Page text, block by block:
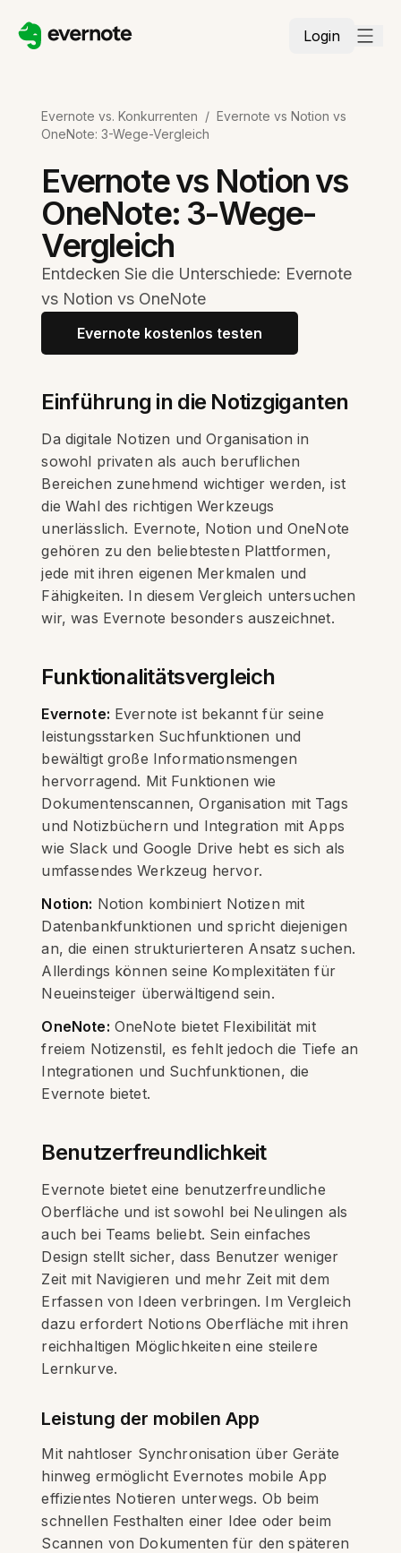
Login
Evernote vs. Konkurrenten / Evernote vs Notion vs
OneNote: 3-Wege-Vergleich
Evernote vs Notion vs
OneNote: 3-Wege-
Vergleich
Entdecken Sie die Unterschiede: Evernote
vs Notion vs OneNote
Evernote kostenlos testen
Einführung in die Notizgiganten
Da digitale Notizen und Organisation in
sowohl privaten als auch beruflichen
Bereichen zunehmend wichtiger werden, ist
die Wahl des richtigen Werkzeugs
unerlässlich. Evernote, Notion und OneNote
gehören zu den beliebtesten Plattformen,
jede mit ihren eigenen Merkmalen und
Fähigkeiten. In diesem Vergleich untersuchen
wir, was Evernote besonders auszeichnet.
Funktionalitätsvergleich
Evernote: Evernote ist bekannt für seine
leistungsstarken Suchfunktionen und
bewältigt große Informationsmengen
hervorragend. Mit Funktionen wie
Dokumentenscannen, Organisation mit Tags
und Notizbüchern und Integration mit Apps
wie Slack und Google Drive hebt es sich als
umfassendes Werkzeug hervor.
Notion: Notion kombiniert Notizen mit
Datenbankfunktionen und spricht diejenigen
an, die einen strukturierteren Ansatz suchen.
Allerdings können seine Komplexitäten für
Neueinsteiger überwältigend sein.
OneNote: OneNote bietet Flexibilität mit
freiem Notizenstil, es fehlt jedoch die Tiefe an
Integrationen und Suchfunktionen, die
Evernote bietet.
Benutzerfreundlichkeit
Evernote bietet eine benutzerfreundliche
Oberfläche und ist sowohl bei Neulingen als
auch bei Teams beliebt. Sein einfaches
Design stellt sicher, dass Benutzer weniger
Zeit mit Navigieren und mehr Zeit mit dem
Erfassen von Ideen verbringen. Im Vergleich
dazu erfordert Notions Oberfläche mit ihren
reichhaltigen Möglichkeiten eine steilere
Lernkurve.
Leistung der mobilen App
Mit nahtloser Synchronisation über Geräte
hinweg ermöglicht Evernotes mobile App
effizientes Notieren unterwegs. Ob beim
schnellen Festhalten einer Idee oder beim
Scannen von Dokumenten für den späteren